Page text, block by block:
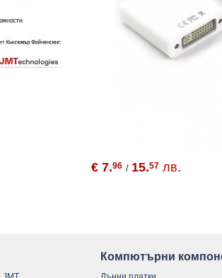
€ 7.96 / 15.57 лв.
Компютърни